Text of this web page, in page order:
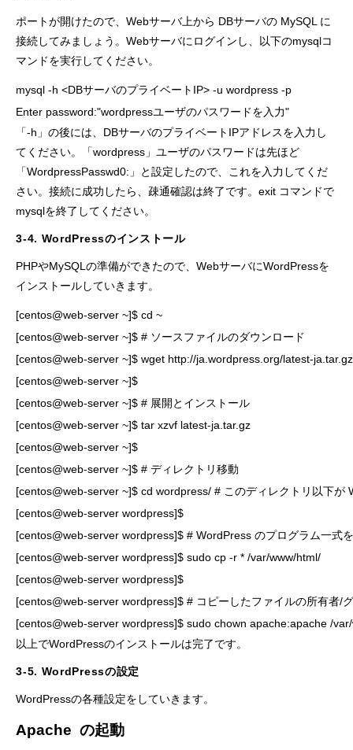
ポートが開けたので、Webサーバ上から DBサーバの MySQL に
接続してみましょう。Webサーバにログインし、以下のmysqlコ
マンドを実行してください。
mysql -h <DBサーバのプライベートIP> -u wordpress -p
Enter password:"wordpressユーザのパスワードを入力"
「-h」の後には、DBサーバのプライベートIPアドレスを入力し
てください。「wordpress」ユーザのパスワードは先ほど
「WordpressPasswd0:」と設定したので、これを入力してくだ
さい。接続に成功したら、疎通確認は終了です。exit コマンドで
mysqlを終了してください。
3-4. WordPressのインストール
PHPやMySQLの準備ができたので、WebサーバにWordPressを
インストールしていきます。
[centos@web-server ~]$ cd ~
[centos@web-server ~]$ # ソースファイルのダウンロード
[centos@web-server ~]$ wget http://ja.wordpress.org/latest-ja.tar.gz
[centos@web-server ~]$
[centos@web-server ~]$ # 展開とインストール
[centos@web-server ~]$ tar xzvf latest-ja.tar.gz
[centos@web-server ~]$
[centos@web-server ~]$ # ディレクトリ移動
[centos@web-server ~]$ cd wordpress/ # このディレクトリ以下が
[centos@web-server wordpress]$
[centos@web-server wordpress]$ # WordPress のプログラム一式
[centos@web-server wordpress]$ sudo cp -r * /var/www/html/
[centos@web-server wordpress]$
[centos@web-server wordpress]$ # コピーしたファイルの所有者/
[centos@web-server wordpress]$ sudo chown apache:apache /
以上でWordPressのインストールは完了です。
3-5. WordPressの設定
WordPressの各種設定をしていきます。
Apache の起動